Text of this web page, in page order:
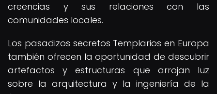
creencias y sus relaciones con las
comunidades locales.
Los pasadizos secretos Templarios en Europa
también ofrecen la oportunidad de descubrir
artefactos y estructuras que arrojan luz
sobre la arquitectura y la ingeniería de la